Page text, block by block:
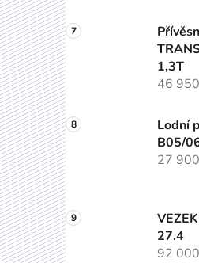
1,3T
46
Lodní
B05/
27
27.4
92